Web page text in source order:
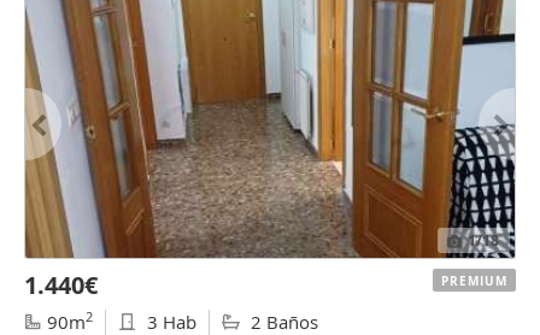
1/18
1.440€
90m2 3 Hab 2 Baños
PREMIUM